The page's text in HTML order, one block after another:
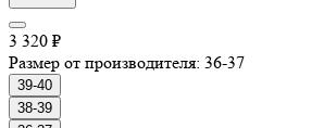
3 320 ₽
Размер от производителя: 36-37
39-40
38-39